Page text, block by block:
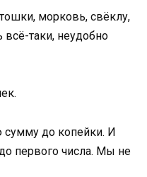
морковь, свёклу,
всё-таки, неудобно
до копейки. И
первого числа. Мы не